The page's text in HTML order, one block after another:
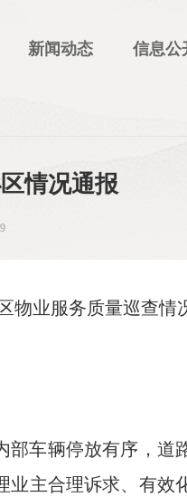
新闻动态 信息公
情况通报
业服务质量巡查情
部车辆停放有序，道
主合理诉求、有效